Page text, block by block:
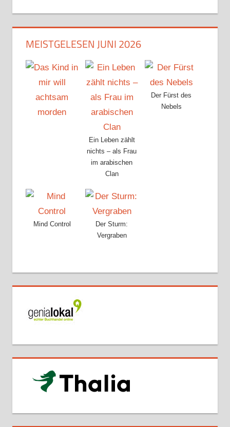
MEISTGELESEN JUNI 2026
Ein Leben zählt
nichts – als Frau
im arabischen
Clan
Der Fürst des
Nebels
Mind Control
Der Sturm:
Vergraben